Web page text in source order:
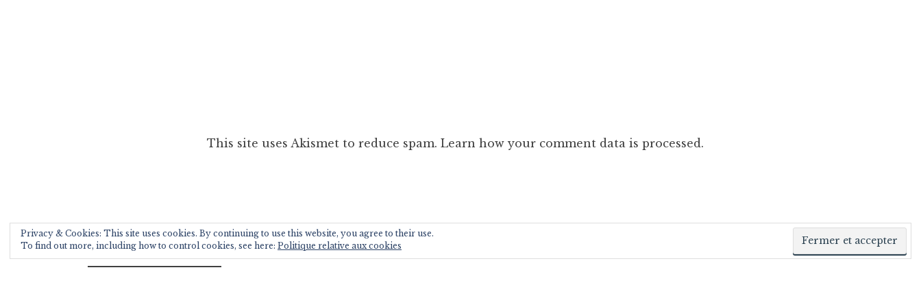
This site uses Akismet to reduce spam.Learn how your comment data is processed.
Rechercher :
Privacy & Cookies: This site uses cookies. By continuing to use this website, you agree to their use.
To find out more, including how to control cookies, see here: Politique relative aux cookies